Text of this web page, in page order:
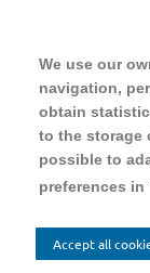
We use our
navigation,
obtain
to the storage
possible to
preferences in
Accept all